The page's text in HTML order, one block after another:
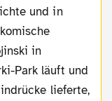
und in
in
Park läuft und
lieferte,